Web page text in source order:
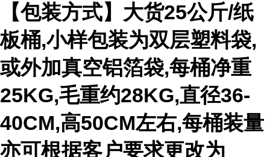
【包装方式】大货25公斤/纸
板桶,小样包装为双层塑料袋,
或外加真空铝箔袋,每桶净重
25KG,毛重约28KG,直径36-
40CM,高50CM左右,每桶装量
亦可根据客户要求更改为